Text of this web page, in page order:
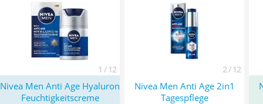
1 / 12 2 / 12
Nivea Men Anti Age Hyaluron
Feuchtigkeitscreme
Nivea Men Anti Age 2in1
Tagespflege